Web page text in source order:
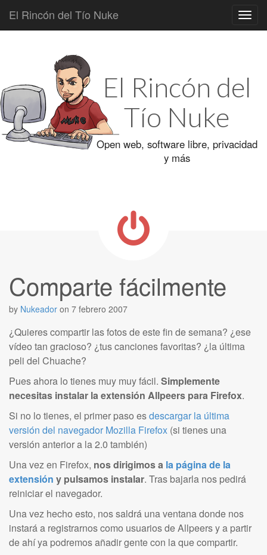
El Rincón del Tío Nuke
El Rincón del
Tío Nuke
Open web, software libre, privacidad
y más
Comparte fácilmente
by Nukeador on 7 febrero 2007
¿Quieres compartir las fotos de este fin de semana? ¿ese
vídeo tan gracioso? ¿tus canciones favoritas? ¿la última
peli del Chuache?
Pues ahora lo tienes muy muy fácil. Simplemente
necesitas instalar la extensión Allpeers para Firefox.
Si no lo tienes, el primer paso esdescargar la última
versión del navegador Mozilla Firefox (si tienes una
versión anterior a la 2.0 también)
Una vez en Firefox, nos dirigimos a la página de la
extensión y pulsamos instalar. Tras bajarla nos pedirá
reiniciar el navegador.
Una vez hecho esto, nos saldrá una ventana donde nos
instará a registrarnos como usuarios de Allpeers y a partir
de ahí ya podremos añadir gente con la que compartir.